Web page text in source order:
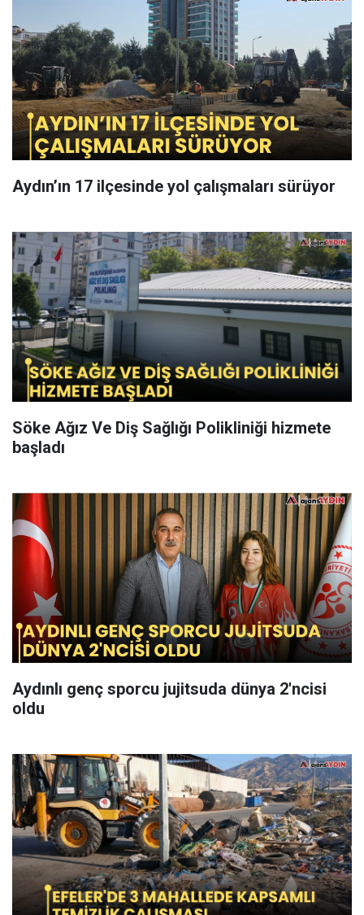
Aydın’ın 17 ilçesinde yol çalışmaları sürüyor
Söke Ağız Ve Diş Sağlığı Polikliniği hizmete
başladı
Aydınlı genç sporcu jujitsuda dünya 2'ncisi
oldu